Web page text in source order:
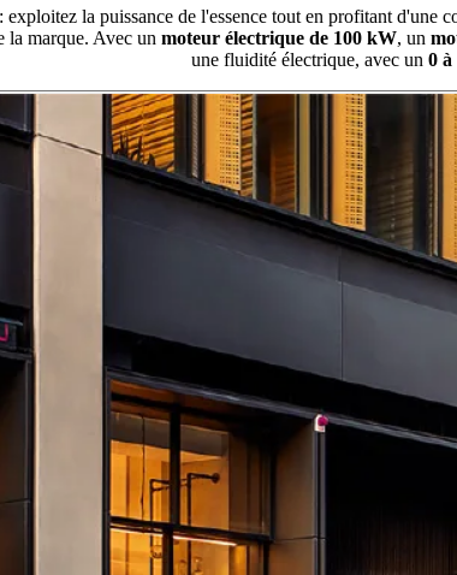
la puissance de l'essence tout en profitant d'une
la marque. Avec un moteur électrique de 100 kW, un
une fluidité électrique, avec un 0 à